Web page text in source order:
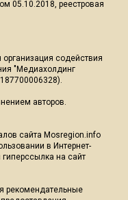
05.10.2018, реестровая
содействия
"Медиахолдинг
авторов.
сайта Mosregion.info
в Интернет-
на сайт
рекомендательные